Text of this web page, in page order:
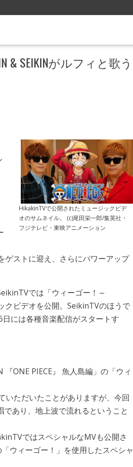
& SEIKINがルフィと歌う
HikakinTVで公開されたミュージックビデ
オのサムネイル。 (c)尾田栄一郎/集英社・
フジテレビ・東映アニメーション
ゲストに迎え、さらにパワーアップ
では「ウィーゴー！～
クビデオを公開。SeikinTVのほうで
には各種音楽配信がスタートす
ONE PIECE』 魚人島編」の「ウィ
いただいたことがありますが、今回
あり、地上波で流れるということ
ではスペシャルなMVも公開さ
ウィーゴー！」を使用したスペシャ